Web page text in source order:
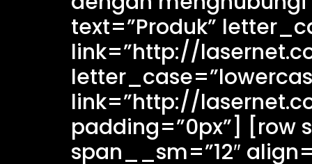
text=”Produk”
link=”http://
link=”http://
padding=”0px”] [row
span__sm=”12″